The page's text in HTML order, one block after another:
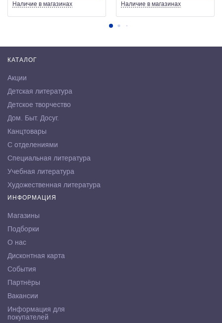
Наличие в магазинах Наличие в магазинах
КАТАЛОГ
Акции
Детская литература
Детское творчество
Дом. Быт. Досуг.
Канцтовары
С отделениями
Специальная литература
Учебная литература
Художественная литература
ИНФОРМАЦИЯ
Магазины
Подборки
О нас
Дисконтная карта
События
Партнёры
Вакансии
Информация для
покупателей